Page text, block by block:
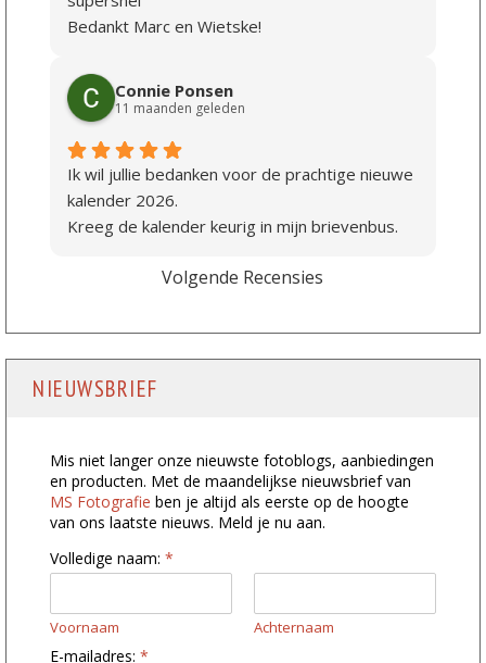
Bedankt Marc en Wietske!
Connie Ponsen
11 maanden geleden
Ik wil jullie bedanken voor de prachtige nieuwe
kalender 2026.
Kreeg de kalender keurig in mijn brievenbus.
Volgende Recensies
NIEUWSBRIEF
Mis niet langer onze nieuwste fotoblogs, aanbiedingen
en producten. Met de maandelijkse nieuwsbrief van
MS Fotografie ben je altijd als eerste op de hoogte
van ons laatste nieuws. Meld je nu aan.
Volledige naam:*
Voornaam Achternaam
*
E-mailadres:*